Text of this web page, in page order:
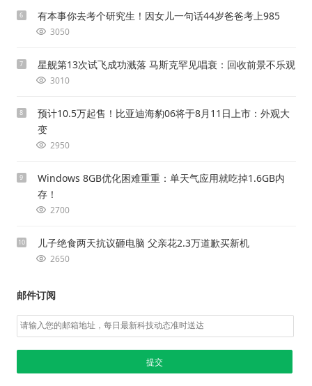
6 有本事你去考个研究生！因女儿一句话44岁爸爸考上985
3050
7 星舰第13次试飞成功溅落 马斯克罕见唱衰：回收前景不乐观
3010
8
预计10.5万起售！比亚迪海豹06将于8月11日上市：外观大
变
2950
9
Windows 8GB优化困难重重：单天气应用就吃掉1.6GB内
存！
2700
10 儿子绝食两天抗议砸电脑 父亲花2.3万道歉买新机
2650
邮件订阅